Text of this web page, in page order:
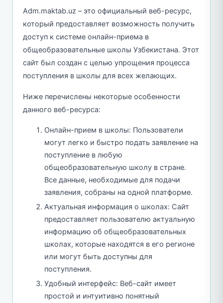
Adm.maktab.uz – это официальный веб-ресурс,
который предоставляет возможность получить
доступ к системе онлайн-приема в
общеобразовательные школы Узбекистана. Этот
сайт был создан с целью упрощения процесса
поступления в школы для всех желающих.
Ниже перечислены некоторые особенности
данного веб-ресурса:
Онлайн-прием в школы: Пользователи
могут легко и быстро подать заявление на
поступление в любую
общеобразовательную школу в стране.
Все данные, необходимые для подачи
заявления, собраны на одной платформе.
Актуальная информация о школах: Сайт
предоставляет пользователю актуальную
информацию об общеобразовательных
школах, которые находятся в его регионе
или могут быть доступны для
поступления.
Удобный интерфейс: Веб-сайт имеет
простой и интуитивно понятный